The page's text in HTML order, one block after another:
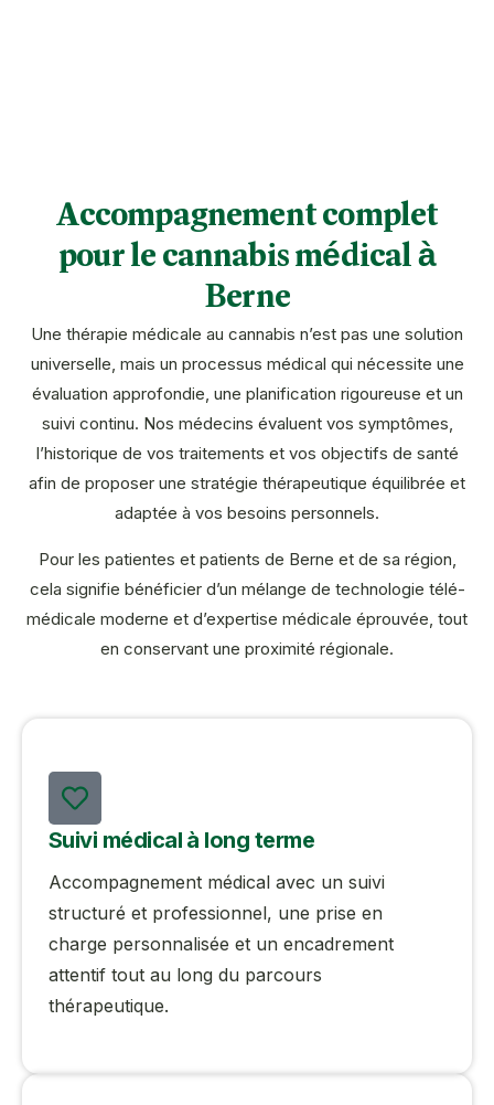
Accompagnement complet
pour le cannabis médical à
Berne
Une thérapie médicale au cannabis n’est pas une solution
universelle, mais un processus médical qui nécessite une
évaluation approfondie, une planification rigoureuse et un
suivi continu. Nos médecins évaluent vos symptômes,
l’historique de vos traitements et vos objectifs de santé
afin de proposer une stratégie thérapeutique équilibrée et
adaptée à vos besoins personnels.
Pour les patientes et patients de Berne et de sa région,
cela signifie bénéficier d’un mélange de technologie télé-
médicale moderne et d’expertise médicale éprouvée, tout
en conservant une proximité régionale.
Suivi médical à long terme
Accompagnement médical avec un suivi
structuré et professionnel, une prise en
charge personnalisée et un encadrement
attentif tout au long du parcours
thérapeutique.